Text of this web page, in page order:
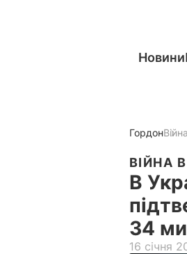
Новини
Гордон
ВІЙНА В
В
34
16 січня